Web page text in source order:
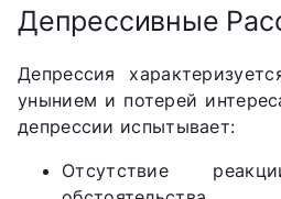
Депрессивные
Депрессия
унынием и потерей
депрессии испытывает:
Отсутствие